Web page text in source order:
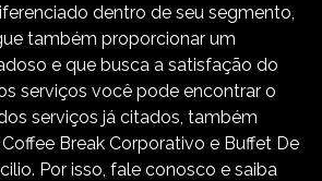
dentro de seu segmento,
também proporcionar um
e que busca a satisfação do
serviços você pode encontrar o
serviços já citados, também
Break Corporativo e Buffet De
Por isso, fale conosco e saiba